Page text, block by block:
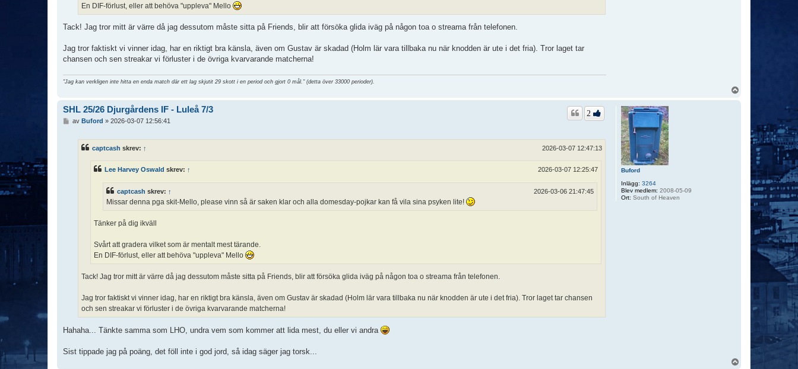
En DIF-förlust, eller att behöva "uppleva" Mello
Tack! Jag tror mitt är värre då jag dessutom måste sitta på Friends, blir att försöka glida iväg på någon toa o streama från telefonen.
Jag tror faktiskt vi vinner idag, har en riktigt bra känsla, även om Gustav är skadad (Holm lär vara tillbaka nu när knodden är ute i det fria). Tror laget tar
chansen och sen streakar vi förluster i de övriga kvarvarande matcherna!
"Jag kan verkligen inte hitta en enda match där ett lag skjutit 29 skott i en period och gjort 0 mål." (detta över 33000 perioder).
Buford
Inlägg: 3264
Blev medlem: 2008-05-09
Ort: South of Heaven
SHL 25/26 Djurgårdens IF - Luleå 7/3 2
av Buford » 2026-03-07 12:56:41
captcash skrev: ↑ 2026-03-07 12:47:13
Lee Harvey Oswald skrev: ↑ 2026-03-07 12:25:47
captcash skrev: ↑ 2026-03-06 21:47:45
Missar denna pga skit-Mello, please vinn så är saken klar och alla domesday-pojkar kan få vila sina psyken lite!
Tänker på dig ikväll
Svårt att gradera vilket som är mentalt mest tärande.
En DIF-förlust, eller att behöva "uppleva" Mello
Tack! Jag tror mitt är värre då jag dessutom måste sitta på Friends, blir att försöka glida iväg på någon toa o streama från telefonen.
Jag tror faktiskt vi vinner idag, har en riktigt bra känsla, även om Gustav är skadad (Holm lär vara tillbaka nu när knodden är ute i det fria). Tror laget tar chansen
och sen streakar vi förluster i de övriga kvarvarande matcherna!
Hahaha... Tänkte samma som LHO, undra vem som kommer att lida mest, du eller vi andra
Sist tippade jag på poäng, det föll inte i god jord, så idag säger jag torsk...